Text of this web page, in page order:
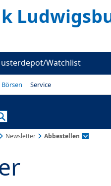
Watchlist
Service
Newsletter Abbestellen